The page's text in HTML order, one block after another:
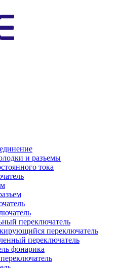
и разъемы
тока
переключатель
переключатель
переключатель
фонарика